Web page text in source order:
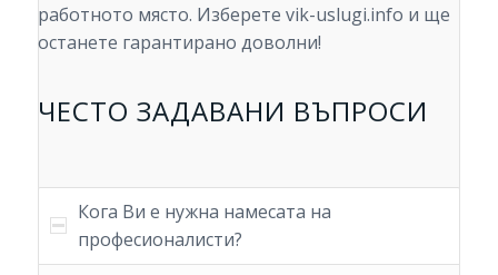
работното място. Изберете vik-uslugi.info и ще
останете гарантирано доволни!
ЧЕСТО ЗАДАВАНИ ВЪПРОСИ
Кога Ви е нужна намесата на
професионалисти?